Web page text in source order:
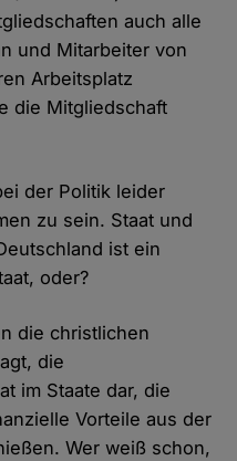
auch alle
und Mitarbeiter von
Arbeitsplatz
die Mitgliedschaft
der Politik leider
zu sein. Staat und
ist ein
oder?
die christlichen
die
im Staate dar, die
Vorteile aus der
Wer weiß schon,